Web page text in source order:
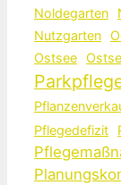
Noldegarten
Nutzgarten
Ostsee
Pflegedefizit